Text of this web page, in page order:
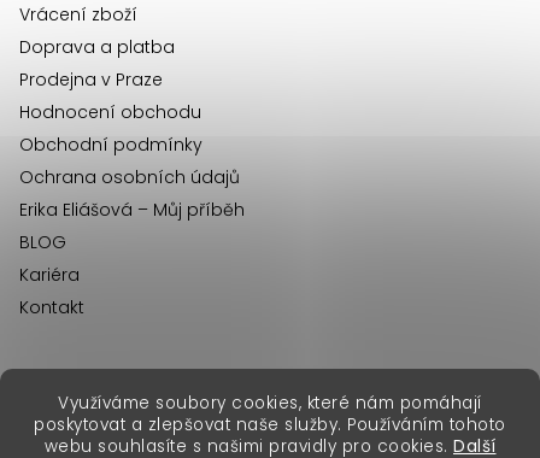
Využíváme soubory cookies, které nám pomáhají
poskytovat a zlepšovat naše služby. Používáním tohoto
webu souhlasíte s našimi pravidly pro cookies. Další
Vrácení zboží
Doprava a platba
Prodejna v Praze
Hodnocení obchodu
Obchodní podmínky
Ochrana osobních údajů
Erika Eliášová – Můj příběh
BLOG
Kariéra
Kontakt
Copyright 2026Erika Fashion. Všechna práva vyhrazena.
erikafashion.sk